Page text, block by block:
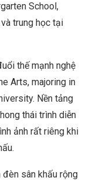
School,
trung học tại
thế mạnh nghệ
Arts, majoring in
Nền tảng
thái trình diễn
ảnh rất riêng khi
đèn sân khấu rộng